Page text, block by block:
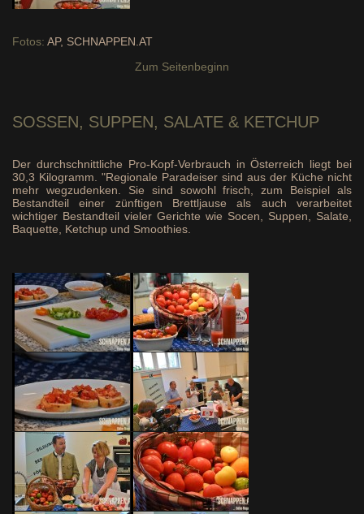
Fotos: AP, SCHNAPPEN.AT
Zum Seitenbeginn
SOSSEN, SUPPEN, SALATE & KETCHUP
Der durchschnittliche Pro-Kopf-Verbrauch in Österreich liegt bei
30,3 Kilogramm. "Regionale Paradeiser sind aus der Küche nicht
mehr wegzudenken. Sie sind sowohl frisch, zum Beispiel als
Bestandteil einer zünftigen Brettljause als auch verarbeitet
wichtiger Bestandteil vieler Gerichte wie Socen, Suppen, Salate,
Baquette, Ketchup und Smoothies.